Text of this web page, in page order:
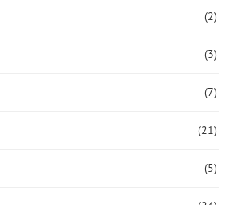
(2)
(3)
(7)
(21)
(5)